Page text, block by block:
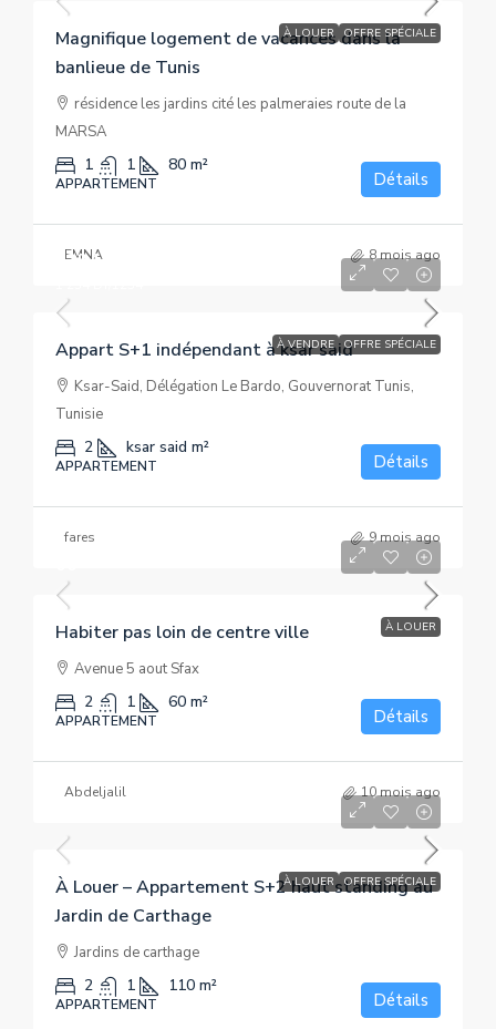
À LOUER OFFRE SPÉCIALE
Magnifique logement de vacances dans la
banlieue de Tunis
résidence les jardins cité les palmeraies route de la
MARSA
1 1 80 m²
APPARTEMENT Détails
EMNA 8 mois ago
À VENDRE OFFRE SPÉCIALE
1234
Appart S+1 indépendant à ksar said
Ksar-Said, Délégation Le Bardo, Gouvernorat Tunis,
Tunisie
2 ksar said m²
APPARTEMENT Détails
fares 9 mois ago
À LOUER
Habiter pas loin de centre ville
Avenue 5 aout Sfax
2 1 60 m²
APPARTEMENT Détails
Abdeljalil 10 mois ago
À LOUER OFFRE SPÉCIALE
À Louer – Appartement S+2 haut standing au
Jardin de Carthage
Jardins de carthage
2 1 110 m²
APPARTEMENT Détails